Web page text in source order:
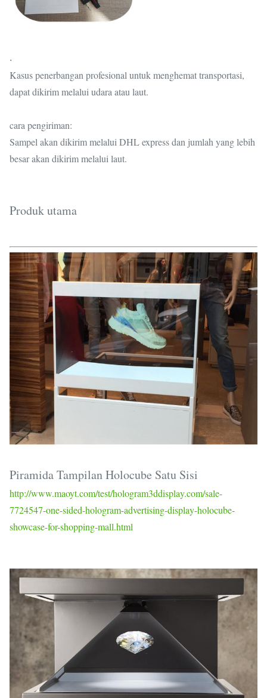
.
Kasus penerbangan profesional untuk menghemat transportasi,
dapat dikirim melalui udara atau laut.
cara pengiriman:
Sampel akan dikirim melalui DHL express dan jumlah yang lebih
besar akan dikirim melalui laut.
Produk utama
Piramida Tampilan Holocube Satu Sisi
http://www.maoyt.com/test/hologram3ddisplay.com/sale-
7724547-one-sided-hologram-advertising-display-holocube-
showcase-for-shopping-mall.html